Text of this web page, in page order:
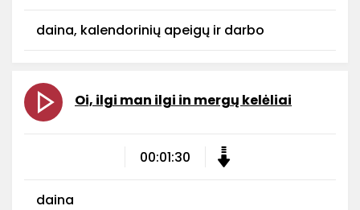
daina, kalendorinių apeigų ir darbo
Oi, ilgi man ilgi in mergų kelėliai
00:01:30
daina